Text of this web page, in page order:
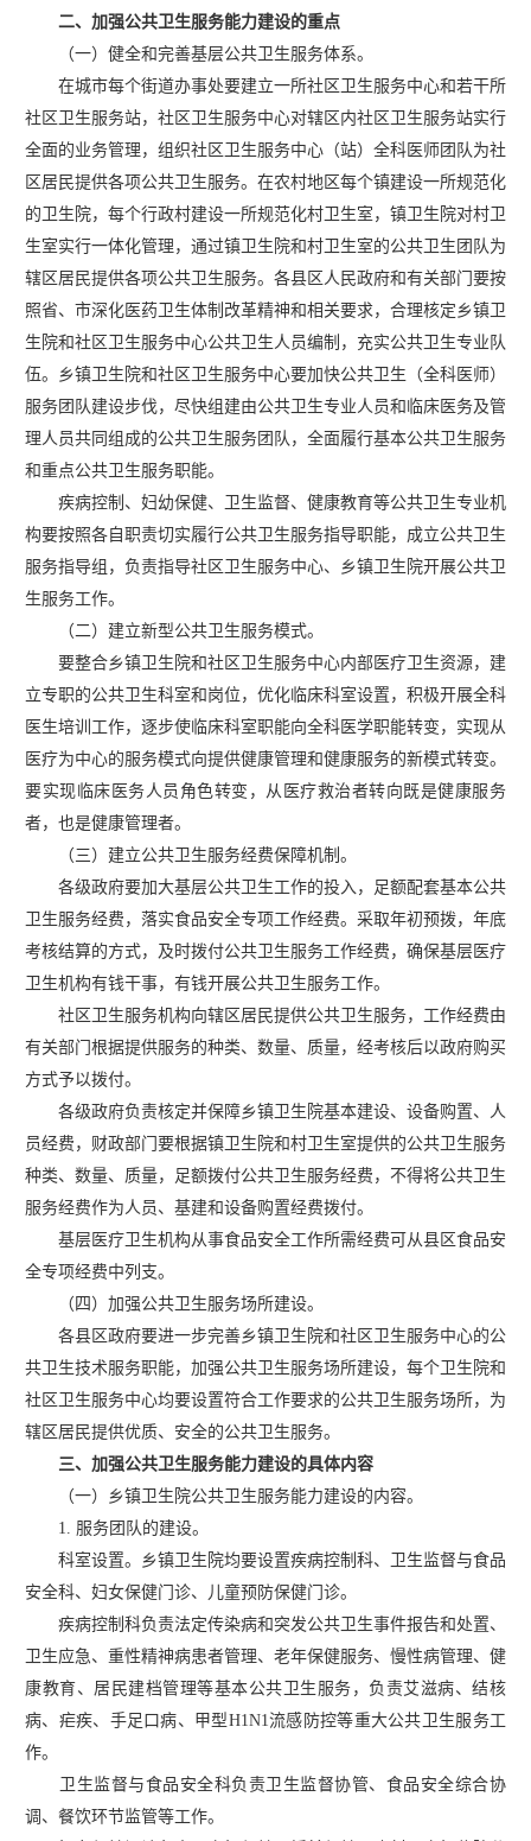
二、加强公共卫生服务能力建设的重点
（一）健全和完善基层公共卫生服务体系。
在城市每个街道办事处要建立一所社区卫生服务中心和若干所
社区卫生服务站，社区卫生服务中心对辖区内社区卫生服务站实行
全面的业务管理，组织社区卫生服务中心（站）全科医师团队为社
区居民提供各项公共卫生服务。在农村地区每个镇建设一所规范化
的卫生院，每个行政村建设一所规范化村卫生室，镇卫生院对村卫
生室实行一体化管理，通过镇卫生院和村卫生室的公共卫生团队为
辖区居民提供各项公共卫生服务。各县区人民政府和有关部门要按
照省、市深化医药卫生体制改革精神和相关要求，合理核定乡镇卫
生院和社区卫生服务中心公共卫生人员编制，充实公共卫生专业队
伍。乡镇卫生院和社区卫生服务中心要加快公共卫生（全科医师）
服务团队建设步伐，尽快组建由公共卫生专业人员和临床医务及管
理人员共同组成的公共卫生服务团队，全面履行基本公共卫生服务
和重点公共卫生服务职能。
疾病控制、妇幼保健、卫生监督、健康教育等公共卫生专业机
构要按照各自职责切实履行公共卫生服务指导职能，成立公共卫生
服务指导组，负责指导社区卫生服务中心、乡镇卫生院开展公共卫
生服务工作。
（二）建立新型公共卫生服务模式。
要整合乡镇卫生院和社区卫生服务中心内部医疗卫生资源，建
立专职的公共卫生科室和岗位，优化临床科室设置，积极开展全科
医生培训工作，逐步使临床科室职能向全科医学职能转变，实现从
医疗为中心的服务模式向提供健康管理和健康服务的新模式转变。
要实现临床医务人员角色转变，从医疗救治者转向既是健康服务
者，也是健康管理者。
（三）建立公共卫生服务经费保障机制。
各级政府要加大基层公共卫生工作的投入，足额配套基本公共
卫生服务经费，落实食品安全专项工作经费。采取年初预拨，年底
考核结算的方式，及时拨付公共卫生服务工作经费，确保基层医疗
卫生机构有钱干事，有钱开展公共卫生服务工作。
社区卫生服务机构向辖区居民提供公共卫生服务，工作经费由
有关部门根据提供服务的种类、数量、质量，经考核后以政府购买
方式予以拨付。
各级政府负责核定并保障乡镇卫生院基本建设、设备购置、人
员经费，财政部门要根据镇卫生院和村卫生室提供的公共卫生服务
种类、数量、质量，足额拨付公共卫生服务经费，不得将公共卫生
服务经费作为人员、基建和设备购置经费拨付。
基层医疗卫生机构从事食品安全工作所需经费可从县区食品安
全专项经费中列支。
（四）加强公共卫生服务场所建设。
各县区政府要进一步完善乡镇卫生院和社区卫生服务中心的公
共卫生技术服务职能，加强公共卫生服务场所建设，每个卫生院和
社区卫生服务中心均要设置符合工作要求的公共卫生服务场所，为
辖区居民提供优质、安全的公共卫生服务。
三、加强公共卫生服务能力建设的具体内容
（一）乡镇卫生院公共卫生服务能力建设的内容。
1. 服务团队的建设。
科室设置。乡镇卫生院均要设置疾病控制科、卫生监督与食品
安全科、妇女保健门诊、儿童预防保健门诊。
疾病控制科负责法定传染病和突发公共卫生事件报告和处置、
卫生应急、重性精神病患者管理、老年保健服务、慢性病管理、健
康教育、居民建档管理等基本公共卫生服务，负责艾滋病、结核
病、疟疾、手足口病、甲型H1N1流感防控等重大公共卫生服务工
作。
卫生监督与食品安全科负责卫生监督协管、食品安全综合协
调、餐饮环节监管等工作。